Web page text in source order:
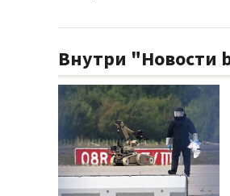
Внутри "Новости